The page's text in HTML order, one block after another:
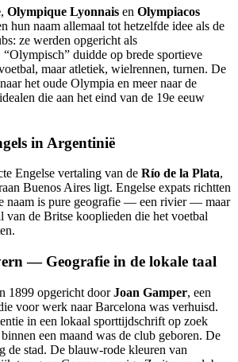
, Olympique Lyonnais en Olympiacos
hun naam allemaal tot hetzelfde idee als de
ze werden opgericht als
duidde op brede sportieve
maar atletiek, wielrennen, turnen. De
het oude Olympia en meer naar de
die aan het eind van de 19e eeuw
in Argentinië
Engelse vertaling van de Río de la Plata,
Buenos Aires ligt. Engelse expats richtten
naam is pure geografie — een rivier — maar
van de Britse kooplieden die het voetbal
— Geografie in de lokale taal
1899 opgericht doorJoan Gamper, een
voor werk naar Barcelona was verhuisd.
in een lokaal sporttijdschrift op zoek
een maand was de club geboren. De
de stad. De blauw-rode kleuren van